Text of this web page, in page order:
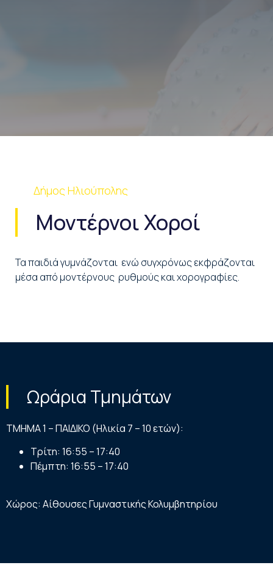
Δήμος Ηλιούπολης
Μοντέρνοι Χοροί
Τα παιδιά γυμνάζονται ενώ συγχρόνως εκφράζονται
μέσα από μοντέρνους ρυθμούς και χορογραφίες.
Ωράρια Τμημάτων
ΤΜΗΜΑ 1 – ΠΑΙΔΙΚΟ (Ηλικία 7 – 10 ετών):
Τρίτη: 16:55 – 17:40
Πέμπτη: 16:55 – 17:40
Χώρος: Αίθουσες Γυμναστικής Κολυμβητηρίου